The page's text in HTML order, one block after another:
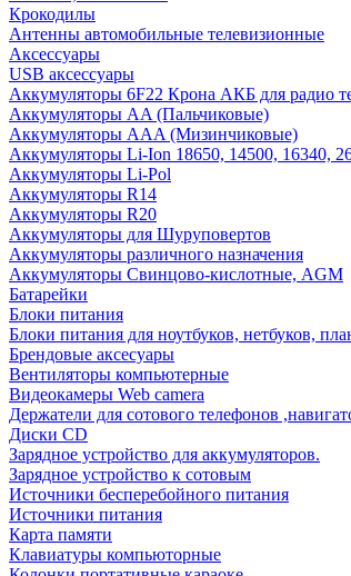
Крокодилы
Антенны автомобильные телевизионные
Аксессуары
USB аксессуары
Аккумуляторы 6F22 Крона АКБ для радио
Аккумуляторы AA (Пальчиковые)
Аккумуляторы AAA (Мизинчиковые)
Аккумуляторы Li-Ion 18650, 14500, 16340,
Аккумуляторы Li-Pol
Аккумуляторы R14
Аккумуляторы R20
Аккумуляторы для Шуруповертов
Аккумуляторы различного назначения
Аккумуляторы Свинцово-кислотные, AGM
Батарейки
Блоки питания
Блоки питания для ноутбуков, нетбуков,
Брендовые аксесуары
Вентиляторы компьютерные
Видеокамеры Web camera
Держатели для сотового телефонов
Диски CD
Зарядное устройство для аккумуляторов.
Зарядное устройство к сотовым
Источники бесперебойного питания
Источники питания
Карта памяти
Клавиатуры компьюторные